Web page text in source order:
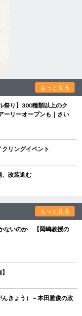
もっと見る
祭り】300種類以上のク
ーリーオープンも｜さい
リングイベント
改装進む
もっと見る
ないのか 【岡嶋教授の
きょう）－本田雅俊の政